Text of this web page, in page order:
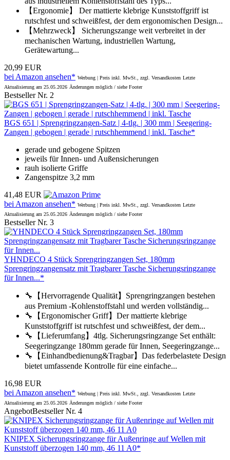
【Ergonomie】 Der mattierte klebrige Kunststoffgriff ist
rutschfest und schweißfest, der dem ergonomischen Design...
【Mehrzweck】 Sicherungszange weit verbreitet in der
mechanischen Wartung, industriellen Wartung,
Gerätewartung...
20,99 EUR
bei Amazon ansehen* Werbung | Preis inkl. MwSt., zzgl. Versandkosten Letzte
Aktualisierung am 25.05.2026 Änderungen möglich / siehe Footer
Bestseller Nr. 2
BGS 651 | Sprengringzangen-Satz | 4-tlg. | 300 mm | Seegering-
Zangen | gebogen | gerade | rutschhemmend | inkl. Tasche*
gerade und gebogene Spitzen
jeweils für Innen- und Außensicherungen
rauh isolierte Griffe
Zangenspitze 3,2 mm
41,48 EUR
bei Amazon ansehen* Werbung | Preis inkl. MwSt., zzgl. Versandkosten Letzte
Aktualisierung am 25.05.2026 Änderungen möglich / siehe Footer
Bestseller Nr. 3
YHNDECO 4 Stück Sprengringzangen Set, 180mm
Sprengringzangensatz mit Tragbarer Tasche Sicherungsringzange
für Innen...*
🔧【Hervorragende Qualität】Sprengringzangen bestehen
aus Premium -Kohlenstoffstahl und werden vollständig...
🔧【Ergonomischer Griff】Der mattierte klebrige
Kunststoffgriff ist rutschfest und schweißfest, der dem...
🔧【Lieferumfang】4tlg. Sicherungsringzange Set enthält:
Seegeringzange 180mm gerade für Innen, Seegeringzange...
🔧【Einhandbedienung&Tragbar】Das federbelastete Design
bietet umfassende Kontrolle für eine einfache...
16,98 EUR
bei Amazon ansehen* Werbung | Preis inkl. MwSt., zzgl. Versandkosten Letzte
Aktualisierung am 25.05.2026 Änderungen möglich / siehe Footer
AngebotBestseller Nr. 4
KNIPEX Sicherungsringzange für Außenringe auf Wellen mit
Kunststoff überzogen 140 mm, 46 11 A0*